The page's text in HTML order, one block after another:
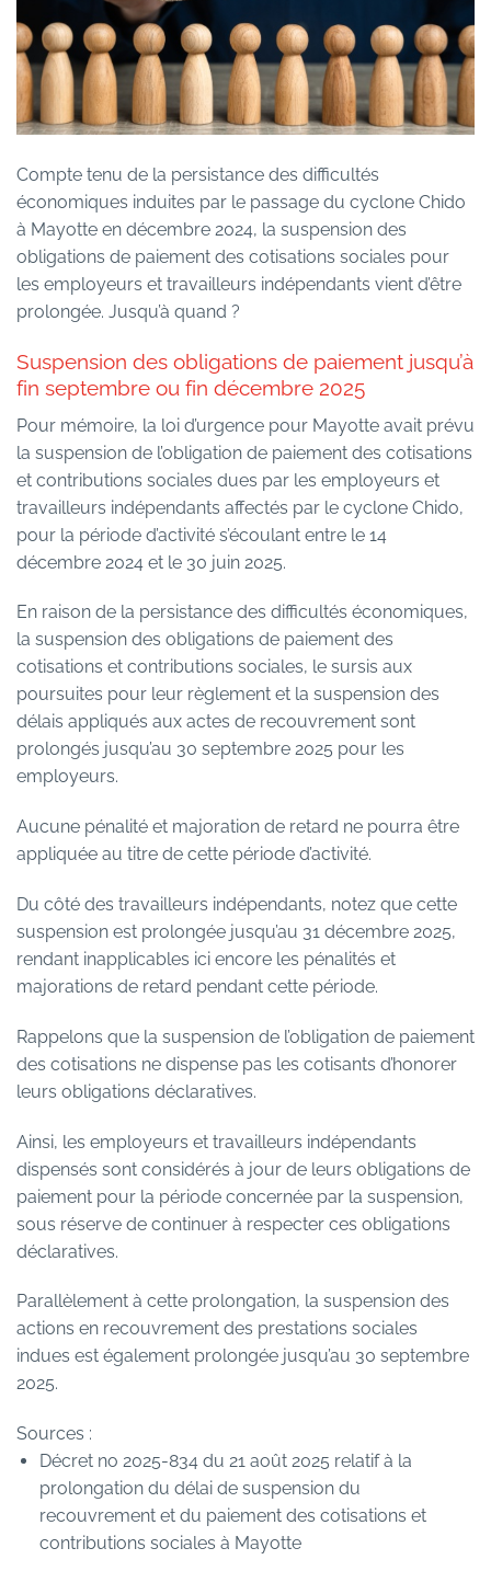
Compte tenu de la persistance des difficultés
économiques induites par le passage du cyclone Chido
à Mayotte en décembre 2024, la suspension des
obligations de paiement des cotisations sociales pour
les employeurs et travailleurs indépendants vient d’être
prolongée. Jusqu’à quand ?
Suspension des obligations de paiement jusqu’à
fin septembre ou fin décembre 2025
Pour mémoire, la loi d’urgence pour Mayotte avait prévu
la suspension de l’obligation de paiement des cotisations
et contributions sociales dues par les employeurs et
travailleurs indépendants affectés par le cyclone Chido,
pour la période d’activité s’écoulant entre le 14
décembre 2024 et le 30 juin 2025.
En raison de la persistance des difficultés économiques,
la suspension des obligations de paiement des
cotisations et contributions sociales, le sursis aux
poursuites pour leur règlement et la suspension des
délais appliqués aux actes de recouvrement sont
prolongés jusqu’au 30 septembre 2025 pour les
employeurs.
Aucune pénalité et majoration de retard ne pourra être
appliquée au titre de cette période d’activité.
Du côté des travailleurs indépendants, notez que cette
suspension est prolongée jusqu’au 31 décembre 2025,
rendant inapplicables ici encore les pénalités et
majorations de retard pendant cette période.
Rappelons que la suspension de l’obligation de paiement
des cotisations ne dispense pas les cotisants d’honorer
leurs obligations déclaratives.
Ainsi, les employeurs et travailleurs indépendants
dispensés sont considérés à jour de leurs obligations de
paiement pour la période concernée par la suspension,
sous réserve de continuer à respecter ces obligations
déclaratives.
Parallèlement à cette prolongation, la suspension des
actions en recouvrement des prestations sociales
indues est également prolongée jusqu’au 30 septembre
2025.
Sources :
Décret no 2025-834 du 21 août 2025 relatif à la
prolongation du délai de suspension du
recouvrement et du paiement des cotisations et
contributions sociales à Mayotte